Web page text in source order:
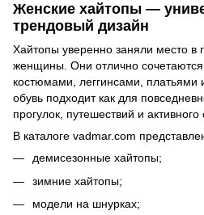
Женские хайтопы —
трендовый дизайн
Хайтопы уверенно заняли место в
женщины. Они отлично
костюмами, леггинсами, платьями
обувь подходит как для
прогулок, путешествий и активного
В каталоге vadmar.com
демисезонные хайтопы;
зимние хайтопы;
модели на шнурках;